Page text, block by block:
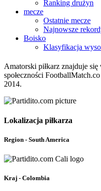
Ranking drużyn
mecze
Ostatnie mecze
Najnowsze
Boisko
Klasyfikacja
Amatorski piłkarz znajduje
społeczności
2014.
Lokalizacja piłkarza
Region - South America
Kraj - Colombia